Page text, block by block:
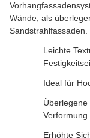
Wände, als
Sandstrahlfassaden.
Leichte
Ideal für
Verformung
Erhöhte